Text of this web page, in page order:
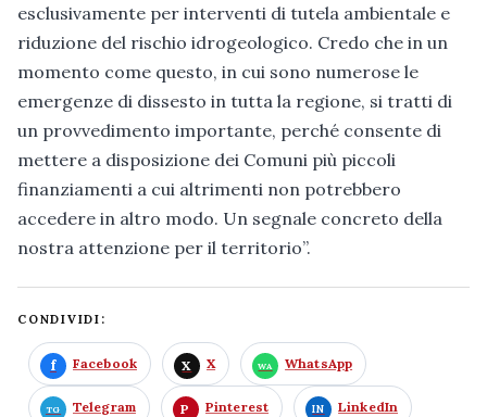
esclusivamente per interventi di tutela ambientale e
riduzione del rischio idrogeologico. Credo che in un
momento come questo, in cui sono numerose le
emergenze di dissesto in tutta la regione, si tratti di
un provvedimento importante, perché consente di
mettere a disposizione dei Comuni più piccoli
finanziamenti a cui altrimenti non potrebbero
accedere in altro modo. Un segnale concreto della
nostra attenzione per il territorio”.
CONDIVIDI:
Facebook X WhatsApp
Telegram Pinterest LinkedIn